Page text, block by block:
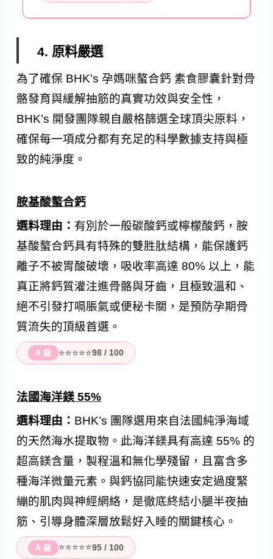
4. 原料嚴選
為了確保 BHK’s 孕媽咪螯合鈣 素食膠囊針對骨
骼發育與緩解抽筋的真實功效與安全性，
BHK’s 開發團隊親自嚴格篩選全球頂尖原料，
確保每一項成分都有充足的科學數據支持與極
致的純淨度。
胺基酸螯合鈣
選料理由： 有別於一般碳酸鈣或檸檬酸鈣，胺
基酸螯合鈣具有特殊的雙胜肽結構，能保護鈣
離子不被胃酸破壞，吸收率高達 80% 以上，能
真正將鈣質灌注進骨骼與牙齒，且極致溫和、
絕不引發打嗝脹氣或便秘卡關，是預防孕期骨
質流失的頂級首選。
A 級 ⭐⭐⭐⭐⭐98 / 100
法國海洋鎂 55%
選料理由： BHK’s 團隊選用來自法國純淨海域
的天然海水提取物。此海洋鎂具有高達 55% 的
超高鎂含量，製程溫和無化學殘留，且富含多
種海洋微量元素。與鈣協同能快速安定過度緊
繃的肌肉與神經網絡，是徹底終結小腿半夜抽
筋、引導身體深層放鬆好入睡的關鍵核心。
A 級 ⭐⭐⭐⭐⭐95 / 100